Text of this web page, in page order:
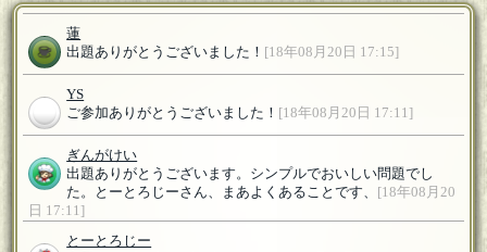
蓮
出題ありがとうございました！ [18年08月20日 17:15]
YS
ご参加ありがとうございました！ [18年08月20日 17:11]
ぎんがけい
出題ありがとうございます。シンプルでおいしい問題でし
た。とーとろじーさん、まあよくあることです、
[18年08月20
日 17:11]
とーとろじー